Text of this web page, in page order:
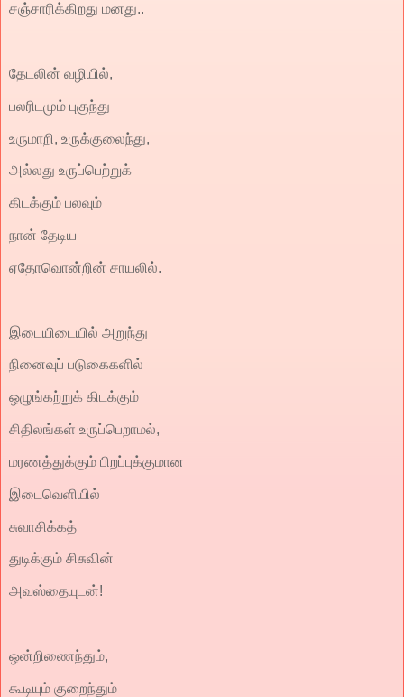
சஞ்சாரிக்கிறது மனது..
தேடலின் வழியில்,
பலரிடமும் புகுந்து
உருமாறி, உருக்குலைந்து,
அல்லது உருப்பெற்றுக்
கிடக்கும் பலவும்
நான் தேடிய
ஏதோவொன்றின் சாயலில்.
இடையிடையில் அறுந்து
நினைவுப் படுகைகளில்
ஒழுங்கற்றுக் கிடக்கும்
சிதிலங்கள் உருப்பெறாமல்,
மரணத்துக்கும் பிறப்புக்குமான
இடைவெளியில்
சுவாசிக்கத்
துடிக்கும் சிசுவின்
அவஸ்தையுடன்!
ஒன்றிணைந்தும்,
கூடியும் குறைந்தும்